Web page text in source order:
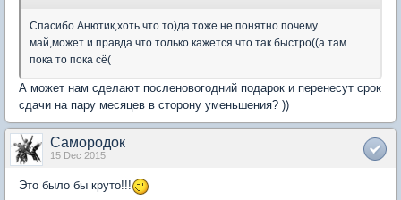
Спасибо Анютик,хоть что то)да тоже не понятно почему
май,может и правда что только кажется что так быстро((а там
пока то пока сё(
А может нам сделают посленовогодний подарок и перенесут срок
сдачи на пару месяцев в сторону уменьшения? ))
Самородок
15 Dec 2015
Это было бы круто!!!